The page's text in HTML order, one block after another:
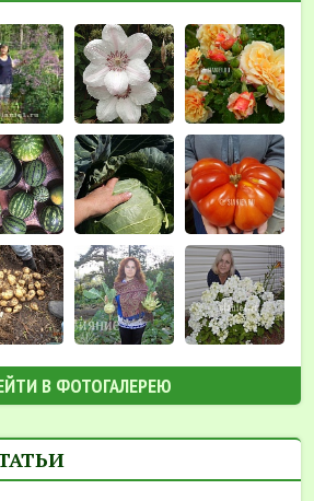
В ФОТОГАЛЕРЕЮ